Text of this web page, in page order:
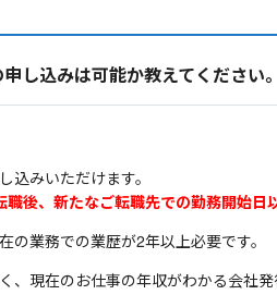
し込みは可能か教えてください。
込みいただけます。
後、新たなご転職先での勤務開始日
業務での業歴が2年以上必要です。
、現在のお仕事の年収がわかる会社